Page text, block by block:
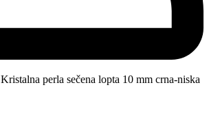
Kristalna perla sečena lopta 10 mm crna-niska